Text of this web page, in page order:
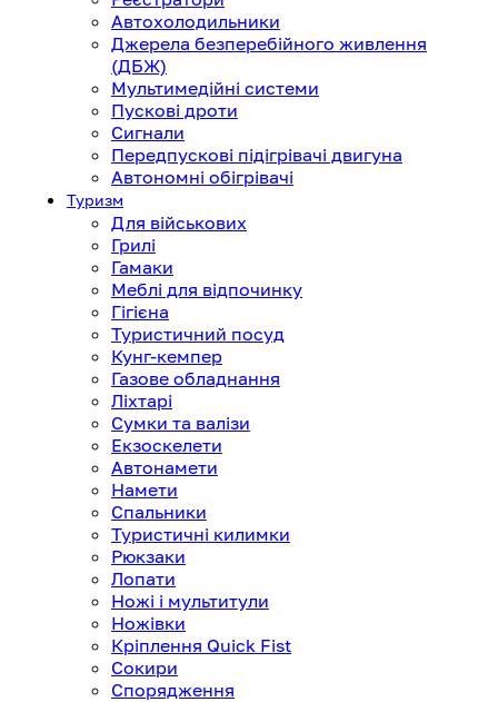
Автохолодильники
Джерела безперебійного живлення
(ДБЖ)
Мультимедійні системи
Пускові дроти
Сигнали
Передпускові підігрівачі двигуна
Автономні обігрівачі
Туризм
Для військових
Грилі
Гамаки
Меблі для відпочинку
Гігієна
Туристичний посуд
Кунг-кемпер
Газове обладнання
Ліхтарі
Сумки та валізи
Екзоскелети
Автонамети
Намети
Спальники
Туристичні килимки
Рюкзаки
Лопати
Ножі і мультитули
Ножівки
Кріплення Quick Fist
Сокири
Спорядження